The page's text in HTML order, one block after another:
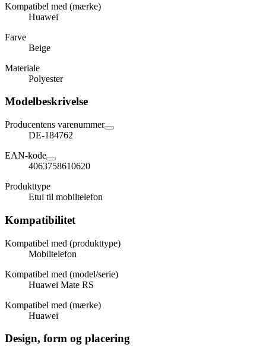
Kompatibel med (mærke)
Huawei
Farve
Beige
Materiale
Polyester
Modelbeskrivelse
Producentens varenummer
DE-184762
EAN-kode
4063758610620
Produkttype
Etui til mobiltelefon
Kompatibilitet
Kompatibel med (produkttype)
Mobiltelefon
Kompatibel med (model/serie)
Huawei Mate RS
Kompatibel med (mærke)
Huawei
Design, form og placering